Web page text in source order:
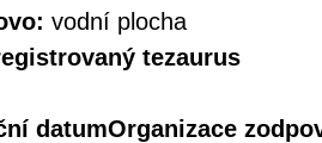
vodní plocha
tezaurus
datumOrganizace